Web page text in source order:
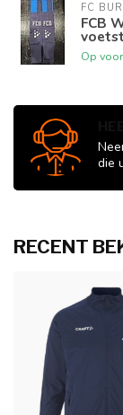
FC
FCB
Op
die
RECENT